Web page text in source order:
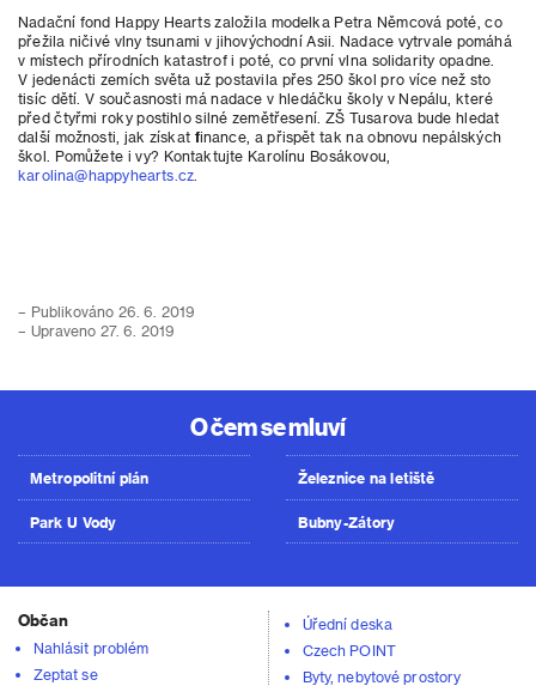
Nadační fond Happy Hearts založila modelka Petra Němcová poté, co
přežila ničivé vlny tsunami v jihovýchodní Asii. Nadace vytrvale pomáhá
v místech přírodních katastrof i poté, co první vlna solidarity opadne.
V jedenácti zemích světa už postavila přes 250 škol pro více než sto
tisíc dětí. V současnosti má nadace v hledáčku školy v Nepálu, které
před čtyřmi roky postihlo silné zemětřesení. ZŠ Tusarova bude hledat
další možnosti, jak získat finance, a přispět tak na obnovu nepálských
škol. Pomůžete i vy? Kontaktujte Karolínu Bosákovou,
karolina@happyhearts.cz
– Publikováno 26. 6. 2019
– Upraveno 27. 6. 2019
O čem se mluví
Metropolitní plán
Park U Vody
Železnice na letiště
Bubny-Zátory
Občan
Nahlásit problém
Zeptat se
Úřední deska
Czech POINT
Byty, nebytové prostory